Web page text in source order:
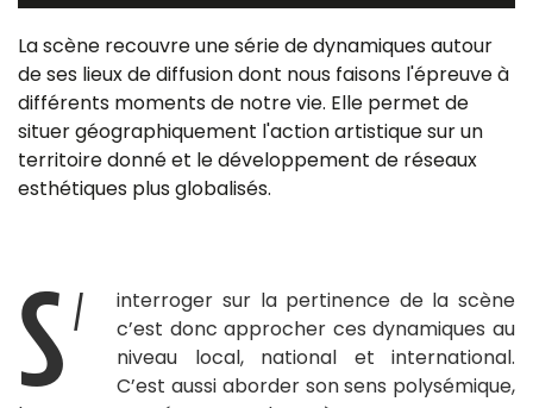
La scène recouvre une série de dynamiques autour
de ses lieux de diffusion dont nous faisons l'épreuve à
différents moments de notre vie. Elle permet de
situer géographiquement l'action artistique sur un
territoire donné et le développement de réseaux
esthétiques plus globalisés.
S’
interroger sur la pertinence de la scène
c’est donc approcher ces dynamiques au
niveau local, national et international.
C’est aussi aborder son sens polysémique,